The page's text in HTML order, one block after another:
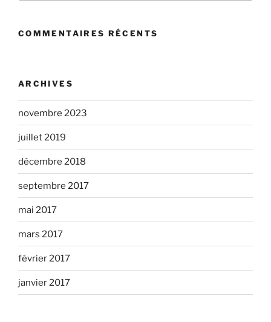
COMMENTAIRES RÉCENTS
ARCHIVES
novembre 2023
juillet 2019
décembre 2018
septembre 2017
mai 2017
mars 2017
février 2017
janvier 2017